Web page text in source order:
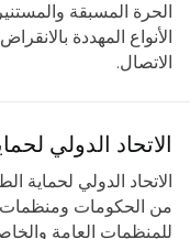
الحرة المسبقة
الأنواع المهددة
الاتصال.
الاتحاد الدولي
الاتحاد الدولي لحماية
من الحكومات ومنظمات
للمنظمات العامة